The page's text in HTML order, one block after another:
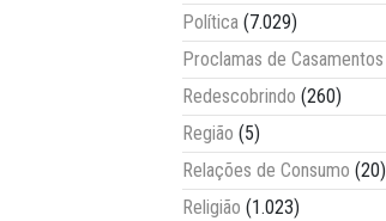
Política (7.029)
Proclamas de Casamentos
Redescobrindo (260)
Região (5)
Relações de Consumo (20)
Religião (1.023)